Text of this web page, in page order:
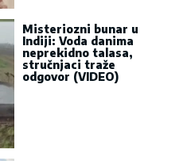
Misteriozni bunar u
Indiji: Voda danima
neprekidno talasa,
stručnjaci traže
odgovor (VIDEO)